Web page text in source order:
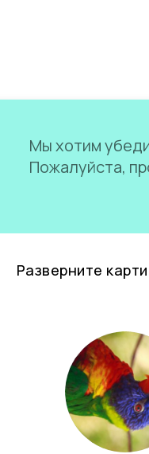
Мы хотим
Пожалуйста,
Разверните